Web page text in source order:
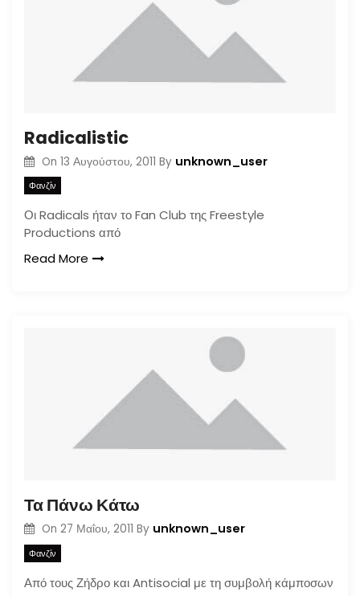
Radicalistic
On 13 Αυγούστου, 2011 By unknown_user
Φανζίν
Οι Radicals ήταν το Fan Club της Freestyle
Productions από
Read More
Τα Πάνω Κάτω
On 27 Μαΐου, 2011 By unknown_user
Φανζίν
Από τους Ζήδρο και Antisocial με τη συμβολή κάμποσων